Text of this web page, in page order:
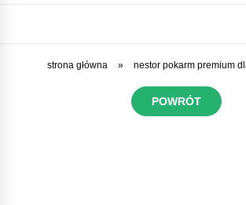
strona główna » nestor pokarm premium
POWRÓT